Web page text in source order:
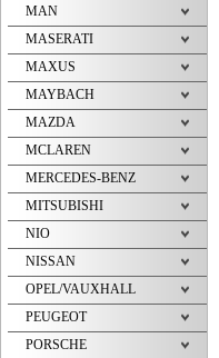
MAN
MASERATI
MAXUS
MAYBACH
MAZDA
MCLAREN
MERCEDES-BENZ
MITSUBISHI
NIO
NISSAN
OPEL/VAUXHALL
PEUGEOT
PORSCHE